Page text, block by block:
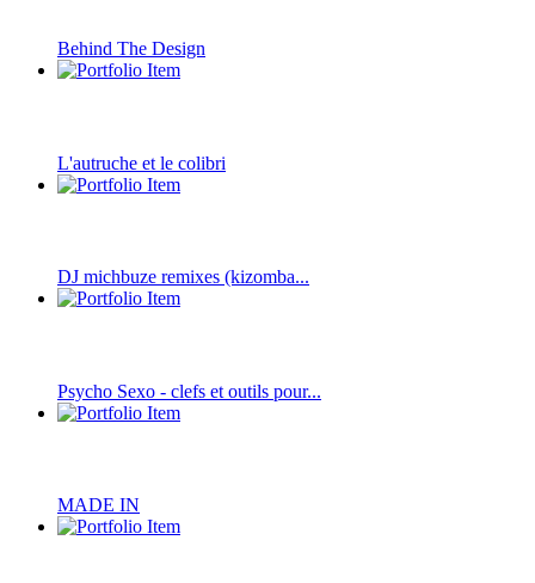
Behind The Design
L'autruche et le colibri
DJ michbuze remixes (kizomba...
Psycho Sexo - clefs et outils pour...
MADE IN